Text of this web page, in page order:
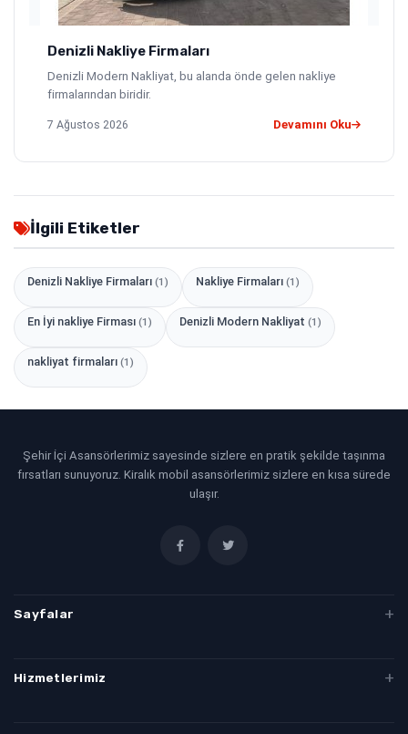
Denizli Nakliye Firmaları
Denizli Modern Nakliyat, bu alanda önde gelen nakliye
firmalarından biridir.
7 Ağustos 2026 Devamını Oku
İlgili Etiketler
Denizli Nakliye Firmaları (1) Nakliye Firmaları (1)
En İyi nakliye Firması (1) Denizli Modern Nakliyat (1)
nakliyat firmaları (1)
Şehir İçi Asansörlerimiz sayesinde sizlere en pratik şekilde taşınma
fırsatları sunuyoruz. Kiralık mobil asansörlerimiz sizlere en kısa sürede
ulaşır.
Sayfalar
Hizmetlerimiz